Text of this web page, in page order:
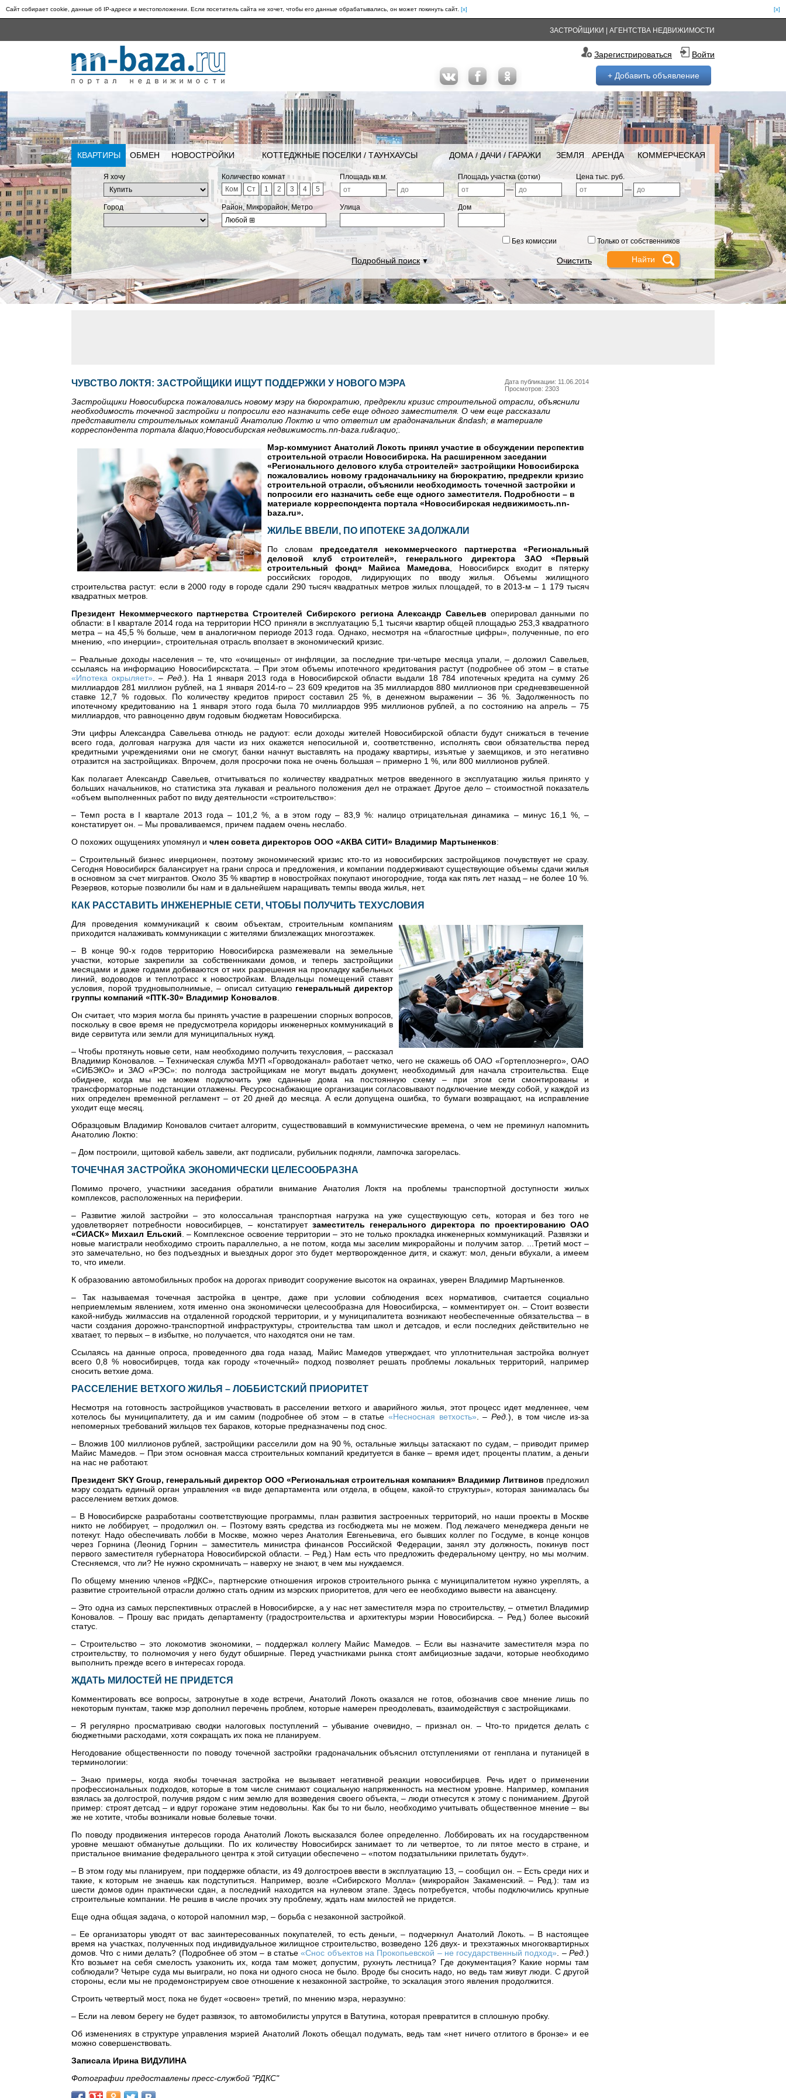
Сайт собирает cookie, данные об IP-адресе и местоположении. Если посетитель сайта не хочет, чтобы его данные обрабатывались, он может покинуть сайт. [x]
[x]
ЗАСТРОЙЩИКИ АГЕНТСТВА НЕДВИЖИМОСТИ
Зарегистрироваться Войти
+ Добавить объявление
КВАРТИРЫ ОБМЕН НОВОСТРОЙКИ КОТТЕДЖНЫЕ ПОСЕЛКИ / ТАУНХАУСЫ ДОМА / ДАЧИ / ГАРАЖИ ЗЕМЛЯ АРЕНДА КОММЕРЧЕСКАЯ
Я хочу
Количество комнат
Ком
Ст 1 2 3 4 5
Площадь кв.м.
—
Площадь участка (сотки)
—
Цена тыс. руб.
—
Город
Район, Микрорайон, Метро
Любой ⊞
Улица Дом
Без комиссии Только от собственников
Подробный поиск▼ Очистить
Дата публикации: 11.06.2014
Просмотров: 2303
ЧУВСТВО ЛОКТЯ: ЗАСТРОЙЩИКИ ИЩУТ ПОДДЕРЖКИ У НОВОГО МЭРА
Застройщики Новосибирска пожаловались новому мэру на бюрократию, предрекли кризис строительной отрасли, объяснили
необходимость точечной застройки и попросили его назначить себе еще одного заместителя. О чем еще рассказали
представители строительных компаний Анатолию Локтю и что ответил им градоначальник &ndash; в материале
корреспондента портала &laquo;Новосибирская недвижимость.nn-baza.ru&raquo;.
Мэр-коммунист Анатолий Локоть принял участие в обсуждении перспектив
строительной отрасли Новосибирска. На расширенном заседании
«Регионального делового клуба строителей» застройщики Новосибирска
пожаловались новому градоначальнику на бюрократию, предрекли кризис
строительной отрасли, объяснили необходимость точечной застройки и
попросили его назначить себе еще одного заместителя. Подробности – в
материале корреспондента портала «Новосибирская недвижимость.nn-
baza.ru».
ЖИЛЬЕ ВВЕЛИ, ПО ИПОТЕКЕ ЗАДОЛЖАЛИ
По словам председателя некоммерческого партнерства «Региональный
деловой клуб строителей», генерального директора ЗАО «Первый
строительный фонд» Майиса Мамедова, Новосибирск входит в пятерку
российских городов, лидирующих по вводу жилья. Объемы жилищного
строительства растут: если в 2000 году в городе сдали 290 тысяч квадратных метров жилых площадей, то в 2013-м – 1 179 тысяч
квадратных метров.
Президент Некоммерческого партнерства Строителей Сибирского региона Александр Савельев оперировал данными по
области: в I квартале 2014 года на территории НСО приняли в эксплуатацию 5,1 тысячи квартир общей площадью 253,3 квадратного
метра – на 45,5 % больше, чем в аналогичном периоде 2013 года. Однако, несмотря на «благостные цифры», полученные, по его
мнению, «по инерции», строительная отрасль вползает в экономический кризис.
– Реальные доходы населения – те, что «очищены» от инфляции, за последние три-четыре месяца упали, – доложил Савельев,
ссылаясь на информацию Новосибирскстата. – При этом объемы ипотечного кредитования растут (подробнее об этом – в статье
«Ипотека окрыляет». – Ред.). На 1 января 2013 года в Новосибирской области выдали 18 784 ипотечных кредита на сумму 26
миллиардов 281 миллион рублей, на 1 января 2014-го – 23 609 кредитов на 35 миллиардов 880 миллионов при средневзвешенной
ставке 12,7 % годовых. По количеству кредитов прирост составил 25 %, в денежном выражении – 36 %. Задолженность по
ипотечному кредитованию на 1 января этого года была 70 миллиардов 995 миллионов рублей, а по состоянию на апрель – 75
миллиардов, что равноценно двум годовым бюджетам Новосибирска.
Эти цифры Александра Савельева отнюдь не радуют: если доходы жителей Новосибирской области будут снижаться в течение
всего года, долговая нагрузка для части из них окажется непосильной и, соответственно, исполнять свои обязательства перед
кредитными учреждениями они не смогут, банки начнут выставлять на продажу квартиры, изъятые у заемщиков, и это негативно
отразится на застройщиках. Впрочем, доля просрочки пока не очень большая – примерно 1 %, или 800 миллионов рублей.
Как полагает Александр Савельев, отчитываться по количеству квадратных метров введенного в эксплуатацию жилья принято у
больших начальников, но статистика эта лукавая и реального положения дел не отражает. Другое дело – стоимостной показатель
«объем выполненных работ по виду деятельности «строительство»:
– Темп роста в I квартале 2013 года – 101,2 %, а в этом году – 83,9 %: налицо отрицательная динамика – минус 16,1 %, –
констатирует он. – Мы проваливаемся, причем падаем очень неслабо.
О похожих ощущениях упомянул и член совета директоров ООО «АКВА СИТИ» Владимир Мартыненков:
– Строительный бизнес инерционен, поэтому экономический кризис кто-то из новосибирских застройщиков почувствует не сразу.
Сегодня Новосибирск балансирует на грани спроса и предложения, и компании поддерживают существующие объемы сдачи жилья
в основном за счет мигрантов. Около 35 % квартир в новостройках покупают иногородние, тогда как пять лет назад – не более 10 %.
Резервов, которые позволили бы нам и в дальнейшем наращивать темпы ввода жилья, нет.
КАК РАССТАВИТЬ ИНЖЕНЕРНЫЕ СЕТИ, ЧТОБЫ ПОЛУЧИТЬ ТЕХУСЛОВИЯ
Для проведения коммуникаций к своим объектам, строительным компаниям
приходится налаживать коммуникации с жителями близлежащих многоэтажек.
– В конце 90-х годов территорию Новосибирска размежевали на земельные
участки, которые закрепили за собственниками домов, и теперь застройщики
месяцами и даже годами добиваются от них разрешения на прокладку кабельных
линий, водоводов и теплотрасс к новостройкам. Владельцы помещений ставят
условия, порой трудновыполнимые, – описал ситуацию генеральный директор
группы компаний «ПТК-30» Владимир Коновалов.
Он считает, что мэрия могла бы принять участие в разрешении спорных вопросов,
поскольку в свое время не предусмотрела коридоры инженерных коммуникаций в
виде сервитута или земли для муниципальных нужд.
– Чтобы протянуть новые сети, нам необходимо получить техусловия, – рассказал
Владимир Коновалов. – Техническая служба МУП «Горводоканал» работает четко, чего не скажешь об ОАО «Гортеплоэнерго», ОАО
«СИБЭКО» и ЗАО «РЭС»: по полгода застройщикам не могут выдать документ, необходимый для начала строительства. Еще
обиднее, когда мы не можем подключить уже сданные дома на постоянную схему – при этом сети смонтированы и
трансформаторные подстанции отлажены. Ресурсоснабжающие организации согласовывают подключение между собой, у каждой из
них определен временной регламент – от 20 дней до месяца. А если допущена ошибка, то бумаги возвращают, на исправление
уходит еще месяц.
Образцовым Владимир Коновалов считает алгоритм, существовавший в коммунистические времена, о чем не преминул напомнить
Анатолию Локтю:
– Дом построили, щитовой кабель завели, акт подписали, рубильник подняли, лампочка загорелась.
ТОЧЕЧНАЯ ЗАСТРОЙКА ЭКОНОМИЧЕСКИ ЦЕЛЕСООБРАЗНА
Помимо прочего, участники заседания обратили внимание Анатолия Локтя на проблемы транспортной доступности жилых
комплексов, расположенных на периферии.
– Развитие жилой застройки – это колоссальная транспортная нагрузка на уже существующую сеть, которая и без того не
удовлетворяет потребности новосибирцев, – констатирует заместитель генерального директора по проектированию ОАО
«СИАСК» Михаил Ельский. – Комплексное освоение территории – это не только прокладка инженерных коммуникаций. Развязки и
новые магистрали необходимо строить параллельно, а не потом, когда мы заселим микрорайоны и получим затор. ...Третий мост –
это замечательно, но без подъездных и выездных дорог это будет мертворожденное дитя, и скажут: мол, деньги вбухали, а имеем
то, что имели.
К образованию автомобильных пробок на дорогах приводит сооружение высоток на окраинах, уверен Владимир Мартыненков.
– Так называемая точечная застройка в центре, даже при условии соблюдения всех нормативов, считается социально
неприемлемым явлением, хотя именно она экономически целесообразна для Новосибирска, – комментирует он. – Стоит возвести
какой-нибудь жилмассив на отдаленной городской территории, и у муниципалитета возникают необеспеченные обязательства – в
части создания дорожно-транспортной инфраструктуры, строительства там школ и детсадов, и если последних действительно не
хватает, то первых – в избытке, но получается, что находятся они не там.
Ссылаясь на данные опроса, проведенного два года назад, Майис Мамедов утверждает, что уплотнительная застройка волнует
всего 0,8 % новосибирцев, тогда как городу «точечный» подход позволяет решать проблемы локальных территорий, например
сносить ветхие дома.
РАССЕЛЕНИЕ ВЕТХОГО ЖИЛЬЯ – ЛОББИСТСКИЙ ПРИОРИТЕТ
Несмотря на готовность застройщиков участвовать в расселении ветхого и аварийного жилья, этот процесс идет медленнее, чем
хотелось бы муниципалитету, да и им самим (подробнее об этом – в статье «Несносная ветхость». – Ред.), в том числе из-за
непомерных требований жильцов тех бараков, которые предназначены под снос.
– Вложив 100 миллионов рублей, застройщики расселили дом на 90 %, остальные жильцы затаскают по судам, – приводит пример
Майис Мамедов. – При этом основная масса строительных компаний кредитуется в банке – время идет, проценты платим, а деньги
на нас не работают.
Президент SKY Group, генеральный директор ООО «Региональная строительная компания» Владимир Литвинов предложил
мэру создать единый орган управления «в виде департамента или отдела, в общем, какой-то структуры», которая занималась бы
расселением ветхих домов.
– В Новосибирске разработаны соответствующие программы, план развития застроенных территорий, но наши проекты в Москве
никто не лоббирует, – продолжил он. – Поэтому взять средства из госбюджета мы не можем. Под лежачего менеджера деньги не
потекут. Надо обеспечивать лобби в Москве, можно через Анатолия Евгеньевича, его бывших коллег по Госдуме, в конце концов
через Горнина (Леонид Горнин – заместитель министра финансов Российской Федерации, занял эту должность, покинув пост
первого заместителя губернатора Новосибирской области. – Ред.) Нам есть что предложить федеральному центру, но мы молчим.
Стесняемся, что ли? Не нужно скромничать – наверху не знают, в чем мы нуждаемся.
По общему мнению членов «РДКС», партнерские отношения игроков строительного рынка с муниципалитетом нужно укреплять, а
развитие строительной отрасли должно стать одним из мэрских приоритетов, для чего ее необходимо вывести на авансцену.
– Это одна из самых перспективных отраслей в Новосибирске, а у нас нет заместителя мэра по строительству, – отметил Владимир
Коновалов. – Прошу вас придать департаменту (градостроительства и архитектуры мэрии Новосибирска. – Ред.) более высокий
статус.
– Строительство – это локомотив экономики, – поддержал коллегу Майис Мамедов. – Если вы назначите заместителя мэра по
строительству, то полномочия у него будут обширные. Перед участниками рынка стоят амбициозные задачи, которые необходимо
выполнить прежде всего в интересах города.
ЖДАТЬ МИЛОСТЕЙ НЕ ПРИДЕТСЯ
Комментировать все вопросы, затронутые в ходе встречи, Анатолий Локоть оказался не готов, обозначив свое мнение лишь по
некоторым пунктам, также мэр дополнил перечень проблем, которые намерен преодолевать, взаимодействуя с застройщиками.
– Я регулярно просматриваю сводки налоговых поступлений – убывание очевидно, – признал он. – Что-то придется делать с
бюджетными расходами, хотя сокращать их пока не планируем.
Негодование общественности по поводу точечной застройки градоначальник объяснил отступлениями от генплана и путаницей в
терминологии:
– Знаю примеры, когда якобы точечная застройка не вызывает негативной реакции новосибирцев. Речь идет о применении
профессиональных подходов, которые в том числе снимают социальную напряженность на местном уровне. Например, компания
взялась за долгострой, получив рядом с ним землю для возведения своего объекта, – люди отнесутся к этому с пониманием. Другой
пример: строят детсад – и вдруг горожане этим недовольны. Как бы то ни было, необходимо учитывать общественное мнение – вы
же не хотите, чтобы возникали новые болевые точки.
По поводу продвижения интересов города Анатолий Локоть высказался более определенно. Лоббировать их на государственном
уровне мешают обманутые дольщики. По их количеству Новосибирск занимает то ли четвертое, то ли пятое место в стране, и
пристальное внимание федерального центра к этой ситуации обеспечено – «потом подзатыльники прилетать будут».
– В этом году мы планируем, при поддержке области, из 49 долгостроев ввести в эксплуатацию 13, – сообщил он. – Есть среди них и
такие, к которым не знаешь как подступиться. Например, возле «Сибирского Молла» (микрорайон Закаменский. – Ред.): там из
шести домов один практически сдан, а последний находится на нулевом этапе. Здесь потребуется, чтобы подключились крупные
строительные компании. Не решив в числе прочих эту проблему, ждать нам милостей не придется.
Еще одна общая задача, о которой напомнил мэр, – борьба с незаконной застройкой.
– Ее организаторы уводят от вас заинтересованных покупателей, то есть деньги, – подчеркнул Анатолий Локоть. – В настоящее
время на участках, полученных под индивидуальное жилищное строительство, возведено 126 двух- и трехэтажных многоквартирных
домов. Что с ними делать? (Подробнее об этом – в статье«Снос объектов на Прокопьевской – не государственный подход». –Ред.)
Кто возьмет на себя смелость узаконить их, когда там может, допустим, рухнуть лестница? Где документация? Какие нормы там
соблюдали? Четыре суда мы выиграли, но пока ни одного сноса не было. Вроде бы сносить надо, но ведь там живут люди. С другой
стороны, если мы не продемонстрируем свое отношение к незаконной застройке, то эскалация этого явления продолжится.
Строить четвертый мост, пока не будет «освоен» третий, по мнению мэра, неразумно:
– Если на левом берегу не будет развязок, то автомобилисты упрутся в Ватутина, которая превратится в сплошную пробку.
Об изменениях в структуре управления мэрией Анатолий Локоть обещал подумать, ведь там «нет ничего отлитого в бронзе» и ее
можно совершенствовать.
Записала Ирина ВИДУЛИНА
Фотографии предоставлены пресс-службой "РДКС"